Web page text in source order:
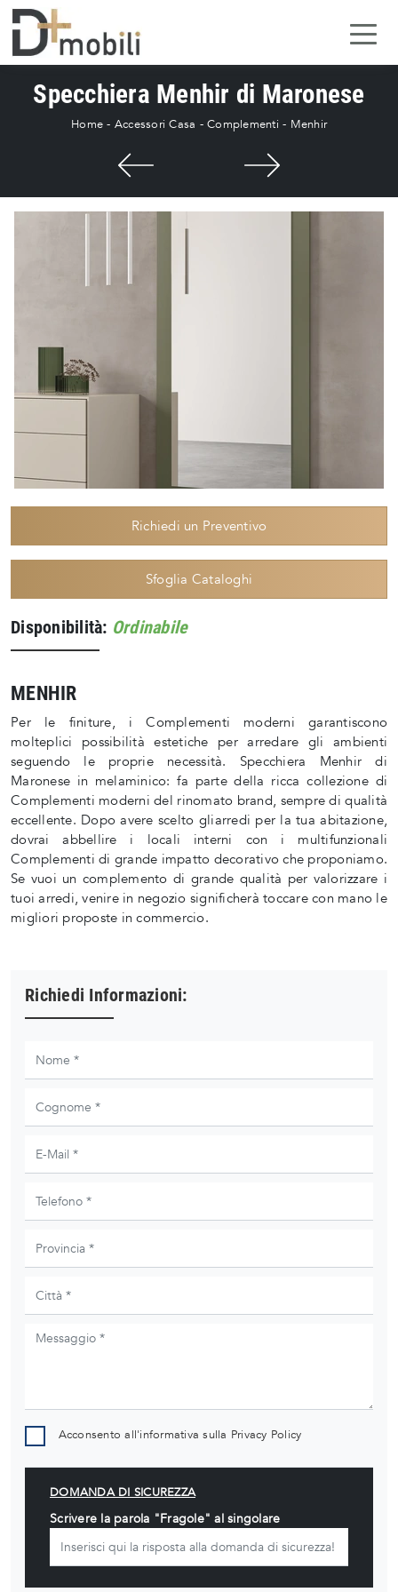
Specchiera Menhir di Maronese
Home - Accessori Casa - Complementi - Menhir
Richiedi un Preventivo
Sfoglia Cataloghi
Disponibilità: Ordinabile
MENHIR
Per le finiture, i Complementi moderni garantiscono
molteplici possibilità estetiche per arredare gli ambienti
seguendo le proprie necessità. Specchiera Menhir di
Maronese in melaminico: fa parte della ricca collezione di
Complementi moderni del rinomato brand, sempre di qualità
eccellente. Dopo avere scelto gliarredi per la tua abitazione,
dovrai abbellire i locali interni con i multifunzionali
Complementi di grande impatto decorativo che proponiamo.
Se vuoi un complemento di grande qualità per valorizzare i
tuoi arredi, venire in negozio significherà toccare con mano le
migliori proposte in commercio.
Richiedi Informazioni:
Acconsento all'informativa sulla Privacy Policy
DOMANDA DI SICUREZZA
Scrivere la parola "Fragole" al singolare